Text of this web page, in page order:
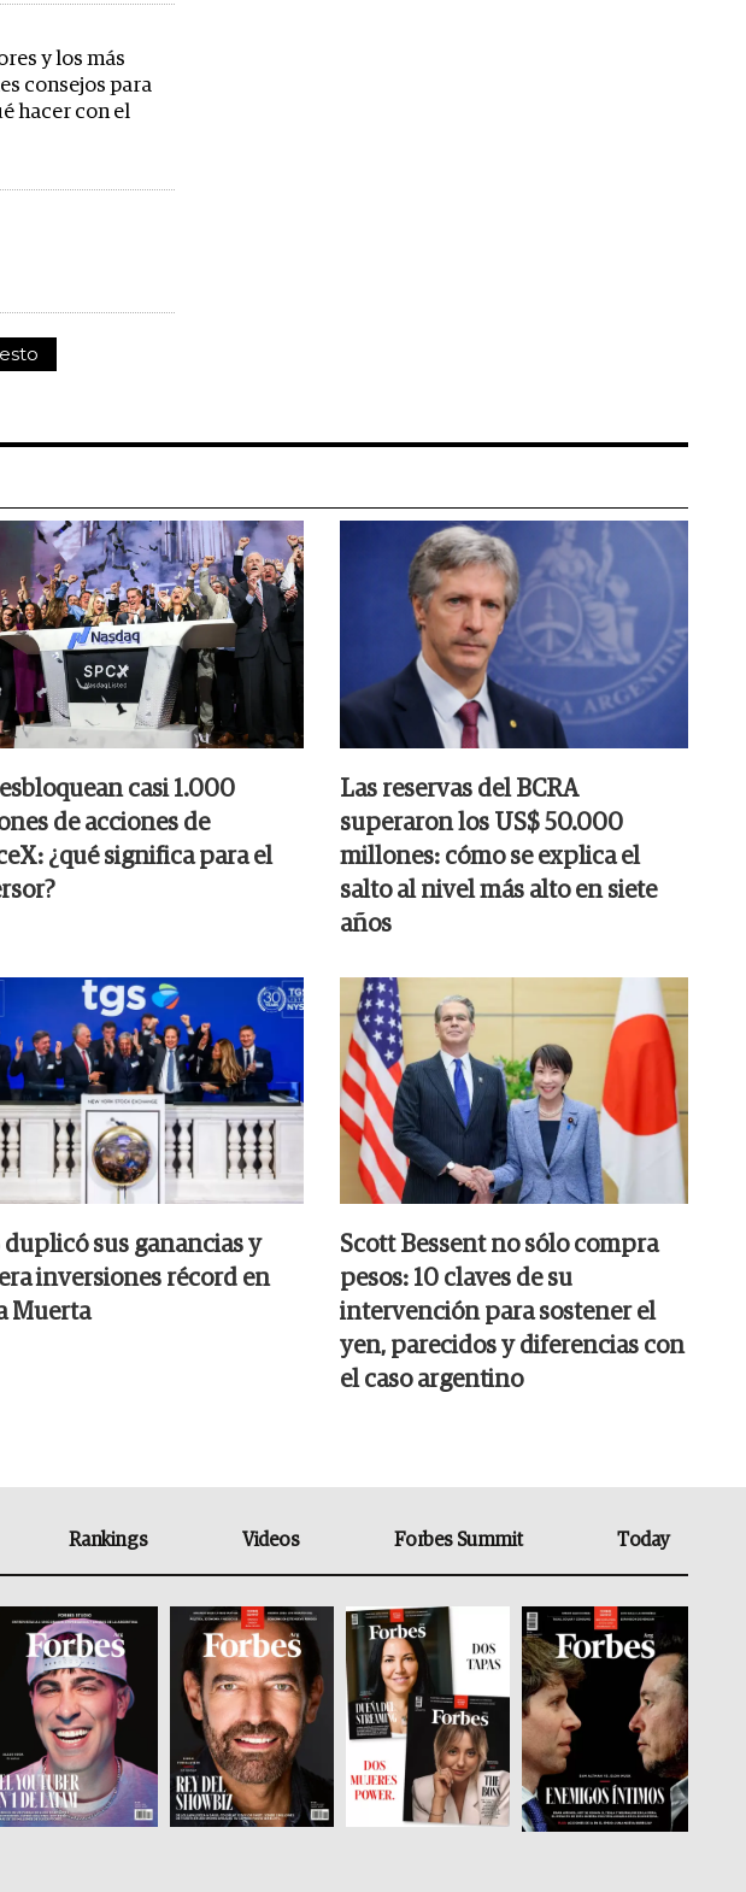
y los más
consejos para
hacer con el
casi 1.000
de acciones de
¿qué significa para el
Las reservas del BCRA
superaron los US$ 50.000
millones: cómo se explica el
salto al nivel más alto en siete
años
duplicó sus ganancias y
inversiones récord en
Muerta
Scott Bessent no sólo compra
pesos: 10 claves de su
intervención para sostener el
yen, parecidos y diferencias con
el caso argentino
Rankings Videos Forbes Summit Today